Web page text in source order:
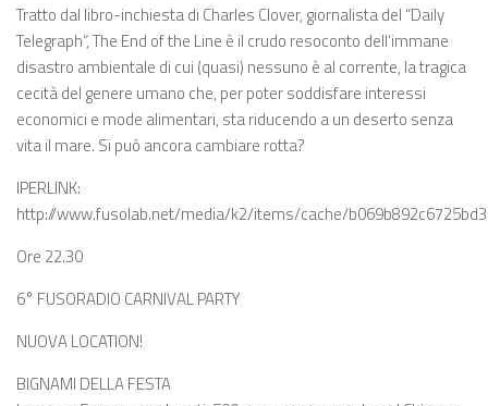
Tratto dal libro-inchiesta di Charles Clover, giornalista del “Daily
Telegraph”, The End of the Line è il crudo resoconto dell’immane
disastro ambientale di cui (quasi) nessuno è al corrente, la tragica
cecità del genere umano che, per poter soddisfare interessi
economici e mode alimentari, sta riducendo a un deserto senza
vita il mare. Si può ancora cambiare rotta?
IPERLINK:
http://www.fusolab.net/media/k2/items/cache/
Ore 22.30
6° FUSORADIO CARNIVAL PARTY
NUOVA LOCATION!
BIGNAMI DELLA FESTA